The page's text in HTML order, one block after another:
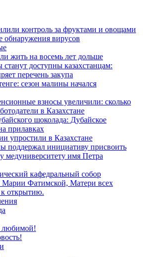
контроль за фруктами и овощами
обнаружения вирусов
жить на восемь лет дольше
доступны казахстанцам:
перечень закупа
сезон малины начался
взносы увеличили: сколько
в Казахстане
шоколада: Дубайское
прилавках
упростили в Казахстане
поддержал инициативу присвоить
медуниверситету имя Петра
кафедральный собор
Фатимской, Матери всех
к открытию.
любимой!